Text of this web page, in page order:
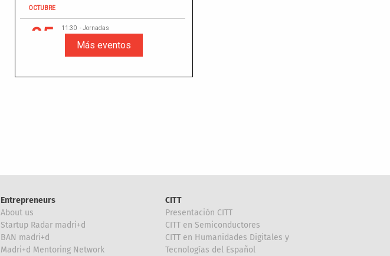
Entrepreneurs
About us
Startup Radar madri+d
BAN madri+d
Madri+d Mentoring Network
CITT
Presentación CITT
CITT en Semiconductores
CITT en Humanidades Digitales y
Tecnologías del Español